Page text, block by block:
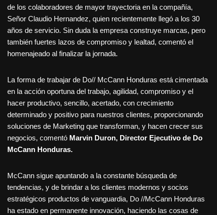
de los colaboradores de mayor trayectoria en la compañía,
Señor Claudio Hernandez, quien recientemente llegó a los 30
años de servicio. Sin duda la empresa construye marcas, pero
también fuertes lazos de compromiso y lealtad, comentó el
homenajeado al finalizar la jornada.
La forma de trabajar de Do// McCann Honduras está cimentada
en la acción oportuna del trabajo, agilidad, compromiso y el
hacer productivo, sencillo, acertado, con crecimiento
determinado y positivo para nuestros clientes, proporcionando
soluciones de Marketing que transforman, y hacen crecer sus
negocios, comentó Marvin Duron, Director Ejecutivo de Do
McCann Honduras.
McCann sigue apuntando a la constante búsqueda de
tendencias, y de brindar a los clientes modernos y socios
estratégicos productos de vanguardia, Do //McCann Honduras
ha estado en permanente innovación, haciendo las cosas de